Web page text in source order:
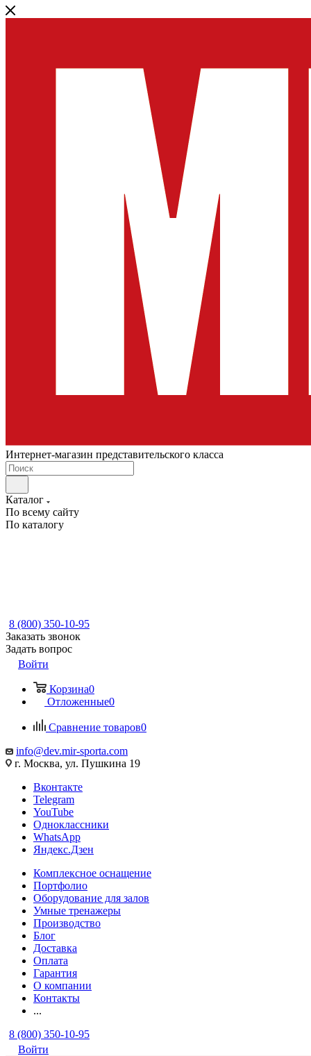
Интернет-магазин представительского класса
Каталог
По всему сайту
По каталогу
8 (800) 350-10-95
Заказать звонок
Задать вопрос
Войти
Корзина0
Отложенные0
Сравнение товаров0
info@dev.mir-sporta.com
г. Москва, ул. Пушкина 19
Вконтакте
Telegram
YouTube
Одноклассники
WhatsApp
Яндекс.Дзен
Комплексное оснащение
Портфолио
Оборудование для залов
Умные тренажеры
Производство
Блог
Доставка
Оплата
Гарантия
О компании
Контакты
...
8 (800) 350-10-95
Войти